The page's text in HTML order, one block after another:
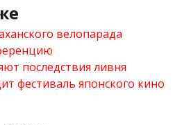
велопарада
последствия ливня
фестиваль японского кино